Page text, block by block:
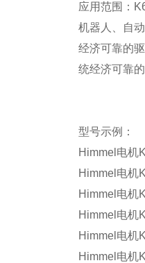
应用范围：
机器人、自
经济可靠的
统经济可靠
型号示例：
Himmel 电机
Himmel 电机
Himmel 电机
Himmel 电机
Himmel 电机
Himmel 电机